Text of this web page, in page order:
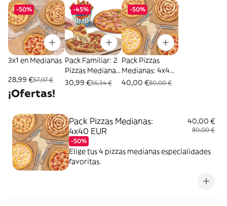
-50%
3x1 en Medianas
28,99 €57,97 €
-45%
Pack Familiar: 2
Pizzas Medianas
+ Mega Cubo
30,99 €56,34 €
-50%
Pack Pizzas
Medianas: 4x40
EUR
40,00 €80,00 €
¡Ofertas!
Pack Pizzas Medianas:
4x40 EUR
-50%
40,00 €
80,00 €
Elige tus 4 pizzas medianas especialidades
favoritas.